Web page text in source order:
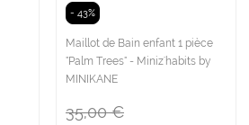
- 43%
Maillot de Bain enfant 1 pièce
"Palm Trees" - Miniz'habits by
MINIKANE
35,00 €